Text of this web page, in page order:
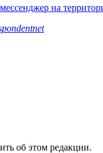
на
об этом редакции.